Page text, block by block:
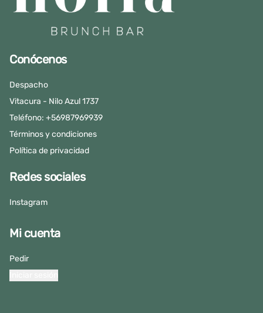
Conócenos
Despacho
Vitacura - Nilo Azul 1737
Teléfono: +56987969939
Términos y condiciones
Política de privacidad
Redes sociales
Instagram
Mi cuenta
Pedir